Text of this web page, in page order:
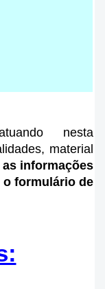
nesta
material
informações
o formulário de